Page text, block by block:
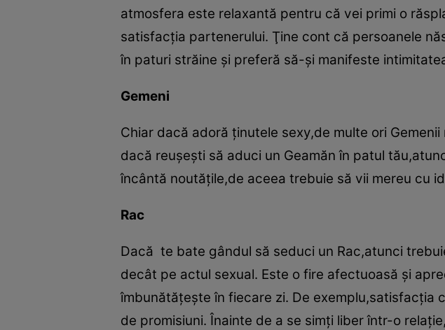
atmosfera este relaxantă pentru că vei primi o
satisfacţia partenerului. Ţine cont că persoanele
în paturi străine şi preferă să-şi manifeste
Gemeni
Chiar dacă adoră ţinutele sexy,de multe ori
dacă reuşeşti să aduci un Geamăn în patul
încântă noutăţile,de aceea trebuie să vii mereu cu
Rac
Dacă te bate gândul să seduci un Rac,atunci
decât pe actul sexual. Este o fire afectuoasă şi
îmbunătăţeşte în fiecare zi. De exemplu,satisfacţia
de promisiuni. Înainte de a se simţi liber într-o